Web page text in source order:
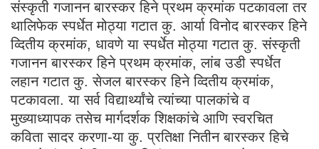
संस्कृती गजानन बारस्कर हिने प्रथम क्रमांक पटकावला तर
थालिफेक स्पर्धेत मोठ्या गटात कु. आर्या विनोद बारस्कर हिने
व्दितीय क्रमांक, धावणे या स्पर्धेत मोठ्या गटात कु. संस्कृती
गजानन बारस्कर हिने प्रथम क्रमांक, लांब उडी स्पर्धेत
लहान गटात कु. सेजल बारस्कर हिने व्दितीय क्रमांक,
पटकावला. या सर्व विद्यार्थ्यांचे त्यांच्या पालकांचे व
मुख्याध्यापक तसेच मार्गदर्शक शिक्षकांचे आणि स्वरचित
कविता सादर करणा-या कु. प्रतिक्षा नितीन बारस्कर हिचे